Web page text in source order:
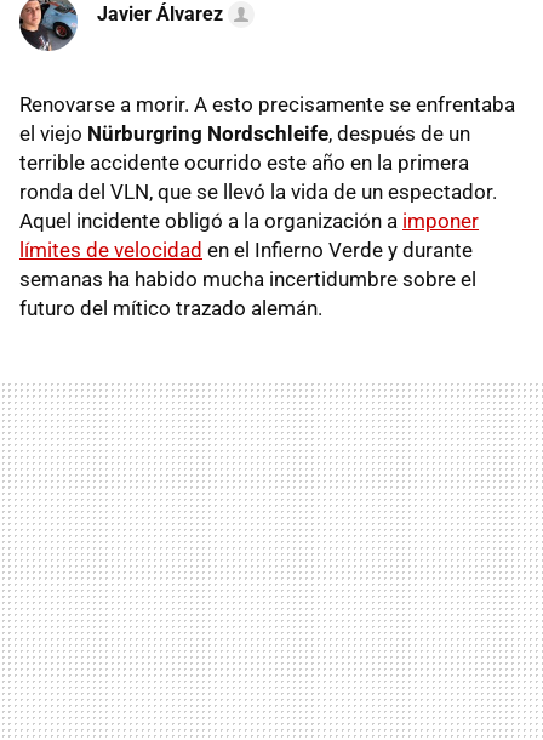
Javier Álvarez
Renovarse a morir. A esto precisamente se enfrentaba
el viejo Nürburgring Nordschleife, después de un
terrible accidente ocurrido este año en la primera
ronda del VLN, que se llevó la vida de un espectador.
Aquel incidente obligó a la organización a imponer
límites de velocidad en el Infierno Verde y durante
semanas ha habido mucha incertidumbre sobre el
futuro del mítico trazado alemán.